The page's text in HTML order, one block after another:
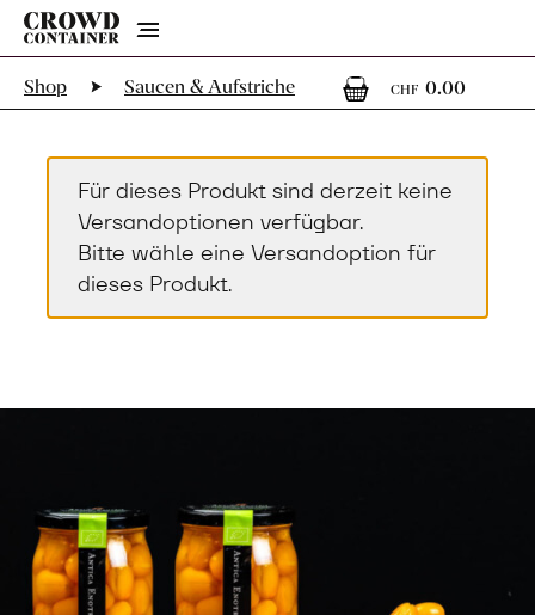
Menu
Shop Saucen & Aufstriche
CHF 0.000
Für dieses Produkt sind derzeit keine
Versandoptionen verfügbar.
Bitte wähle eine Versandoption für
dieses Produkt.